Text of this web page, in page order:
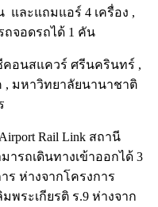
ละแถมแอร์ 4 เครื่อง ,
จอดรถได้ 1 คัน
อนสแควร์ ศรีนครินทร์ ,
มหาวิทยาลัยนานาชาติ
Rail Link สถานี
รถเดินทางเข้าออกได้ 3
ห่างจากโครงการ
พระเกียรติ ร.9 ห่างจาก